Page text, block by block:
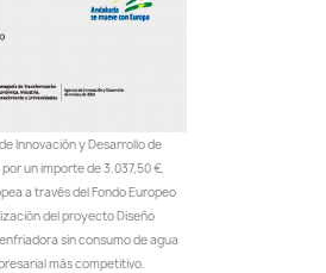
Innovación y Desarrollo de
un importe de 3.037,50 €,
a través del Fondo Europeo
del proyecto Diseño
sin consumo de agua
más competitivo.